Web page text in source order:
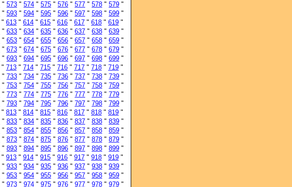
" 573 " 574 " 575 " 576 " 577 " 578 " 579 "
" 593 " 594 " 595 " 596 " 597 " 598 " 599 "
" 613 " 614 " 615 " 616 " 617 " 618 " 619 "
" 633 " 634 " 635 " 636 " 637 " 638 " 639 "
" 653 " 654 " 655 " 656 " 657 " 658 " 659 "
" 673 " 674 " 675 " 676 " 677 " 678 " 679 "
" 693 " 694 " 695 " 696 " 697 " 698 " 699 "
" 713 " 714 " 715 " 716 " 717 " 718 " 719 "
" 733 " 734 " 735 " 736 " 737 " 738 " 739 "
" 753 " 754 " 755 " 756 " 757 " 758 " 759 "
" 773 " 774 " 775 " 776 " 777 " 778 " 779 "
" 793 " 794 " 795 " 796 " 797 " 798 " 799 "
" 813 " 814 " 815 " 816 " 817 " 818 " 819 "
" 833 " 834 " 835 " 836 " 837 " 838 " 839 "
" 853 " 854 " 855 " 856 " 857 " 858 " 859 "
" 873 " 874 " 875 " 876 " 877 " 878 " 879 "
" 893 " 894 " 895 " 896 " 897 " 898 " 899 "
" 913 " 914 " 915 " 916 " 917 " 918 " 919 "
" 933 " 934 " 935 " 936 " 937 " 938 " 939 "
" 953 " 954 " 955 " 956 " 957 " 958 " 959 "
" 973 " 974 " 975 " 976 " 977 " 978 " 979 "